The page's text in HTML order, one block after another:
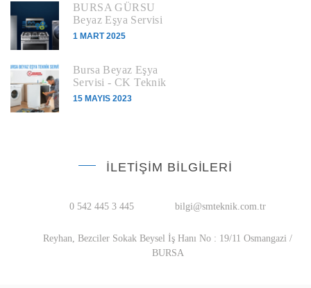
BURSA GÜRSU
Beyaz Eşya Servisi
1 MART 2025
Bursa Beyaz Eşya
Servisi - CK Teknik
15 MAYIS 2023
İLETIŞIM BILGILERI
0 542 445 3 445 bilgi@smteknik.com.tr
Reyhan, Bezciler Sokak Beysel İş Hanı No : 19/11 Osmangazi /
BURSA